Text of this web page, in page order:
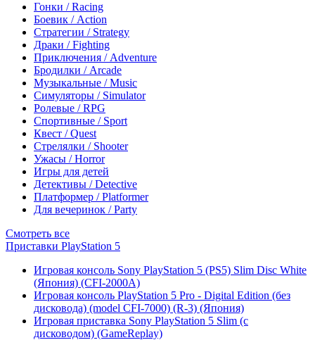
Гонки / Racing
Боевик / Action
Стратегии / Strategy
Драки / Fighting
Приключения / Adventure
Бродилки / Arcade
Музыкальные / Music
Симуляторы / Simulator
Ролевые / RPG
Спортивные / Sport
Квест / Quest
Стрелялки / Shooter
Ужасы / Horror
Игры для детей
Детективы / Detective
Платформер / Platformer
Для вечеринок / Party
Смотреть все
Приставки PlayStation 5
Игровая консоль Sony PlayStation 5 (PS5) Slim Disc White
(Япония) (CFI-2000A)
Игровая консоль PlayStation 5 Pro - Digital Edition (без
дисковода) (model CFI-7000) (R-3) (Япония)
Игровая приставка Sony PlayStation 5 Slim (с
дисководом) (GameReplay)